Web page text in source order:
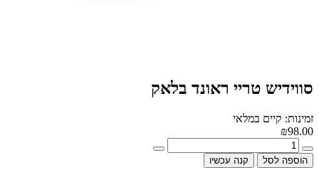
סווידיש טריי ראונד בלאק
זמינות: קיים במלאי
₪98.00
הוספה לסל קנה עכשיו